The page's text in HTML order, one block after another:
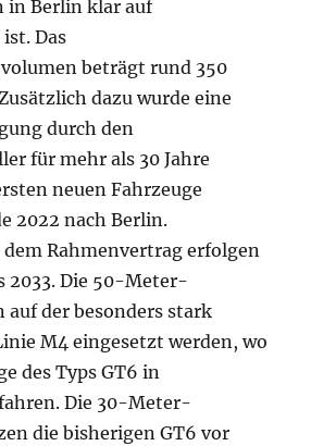
in Berlin klar auf
Das
beträgt rund 350
dazu wurde eine
durch den
für mehr als 30 Jahre
neuen Fahrzeuge
2022 nach Berlin.
Rahmenvertrag erfolgen
2033. Die 50-Meter-
auf der besonders stark
M4 eingesetzt werden, wo
des Typs GT6 in
Die 30-Meter-
die bisherigen GT6 vor